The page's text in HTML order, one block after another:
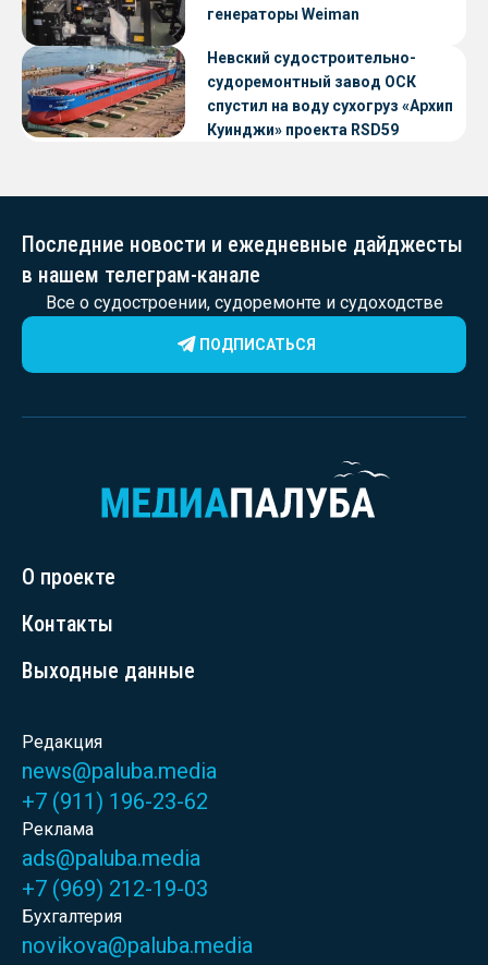
генераторы Weiman
Невский судостроительно-
судоремонтный завод ОСК
спустил на воду сухогруз «Архип
Куинджи» проекта RSD59
Последние новости и ежедневные дайджесты
в нашем телеграм-канале
Все о судостроении, судоремонте и судоходстве
ПОДПИСАТЬСЯ
О проекте
Контакты
Выходные данные
Редакция
news@paluba.media
+7 (911) 196-23-62
Реклама
ads@paluba.media
+7 (969) 212-19-03
Бухгалтерия
novikova@paluba.media